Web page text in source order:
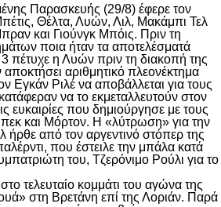
Παρασκευής (29/8) έφερε τον
Θέλτα, Λυών, Λιλ, Μακάμπι Τελ
και Γιούνγκ Μπόις. Πριν τη
ποια ήταν τα αποτελέσματά
πέτυχε η Λυών πριν τη διακοπή της
αριθμητικό πλεονέκτημα
Εγκάν Ριλέ να αποβάλλεται για τους
να το εκμεταλλευτούν στον
ευκαιρίες που δημιούργησε με τους
και Μόρτον. Η «λύτρωση» για την
ήρθε από τον αργεντινό στόπερ της
που έστειλε την μπάλα κατά
του, Τζερόνιμο Ρούλι για το
τελευταίο κομμάτι του αγώνα της
στη Βρετάνη επί της Λοριάν. Παρά